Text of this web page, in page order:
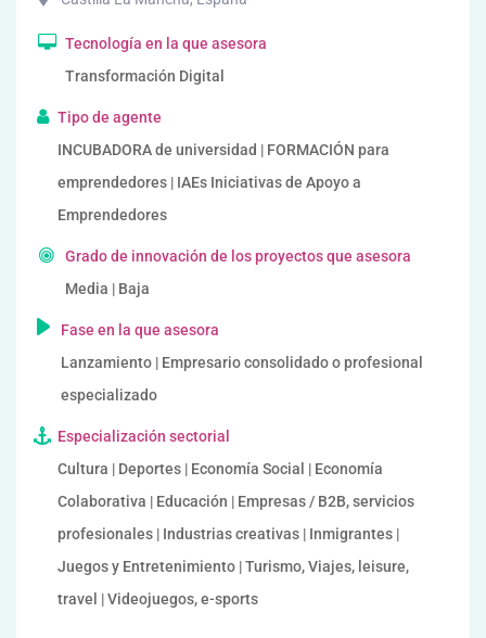
Tecnología en la que asesora
Transformación Digital
Tipo de agente
INCUBADORA de universidad | FORMACIÓN para
emprendedores | IAEs Iniciativas de Apoyo a
Emprendedores
Grado de innovación de los proyectos que asesora
Media | Baja
Fase en la que asesora
Lanzamiento | Empresario consolidado o profesional
especializado
Especialización sectorial
Cultura | Deportes | Economía Social | Economía
Colaborativa | Educación | Empresas / B2B, servicios
profesionales | Industrias creativas | Inmigrantes |
Juegos y Entretenimiento | Turismo, Viajes, leisure,
travel | Videojuegos, e-sports